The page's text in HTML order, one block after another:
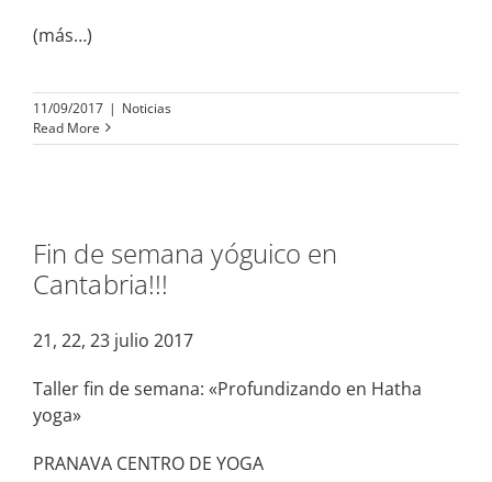
(más…)
11/09/2017 | Noticias
Read More
Fin de semana yóguico en
Cantabria!!!
21, 22, 23 julio 2017
Taller fin de semana: «Profundizando en Hatha
yoga»
PRANAVA CENTRO DE YOGA